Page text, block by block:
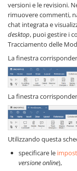
versioni e le revisioni.
rimuovere commenti,
chat integrata e
desktop, puoi gestire i
Tracciamento delle
La finestra
La finestra
Utilizzando questa
specificare le
versione online),